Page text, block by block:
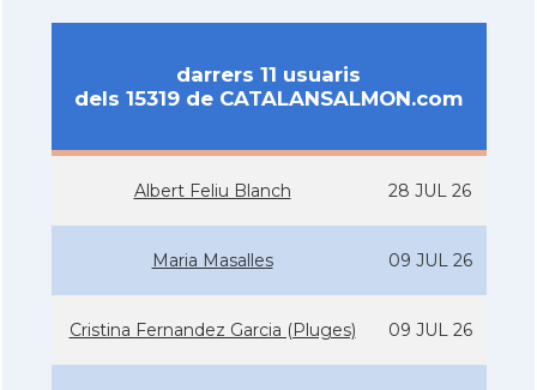
darrers 11 usuaris
dels 15319 de CATALANSALMON.com
Albert Feliu Blanch 28 JUL 26
Maria Masalles 09 JUL 26
Cristina Fernandez Garcia (Pluges) 09 JUL 26